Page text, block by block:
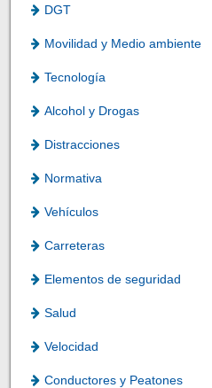
DGT
Movilidad y Medio ambiente
Tecnología
Alcohol y Drogas
Distracciones
Normativa
Vehículos
Carreteras
Elementos de seguridad
Salud
Velocidad
Conductores y Peatones